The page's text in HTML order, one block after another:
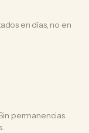
en días, no en
permanencias.